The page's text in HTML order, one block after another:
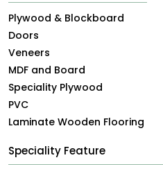
Plywood & Blockboard
Doors
Veneers
MDF and Board
Speciality Plywood
PVC
Laminate Wooden Flooring
Speciality Feature